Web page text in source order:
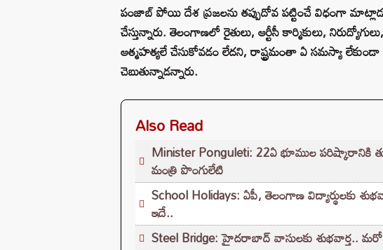
పంజాబ్ పోయి దేశ ప్రజలను తప్పుదోవ పట్టించే విధంగా
చేస్తున్నారు. తెలంగాణలో రైతులు, ఆర్టీసీ కార్మికులు,
ఆత్మహత్యలే చేసుకోవడం లేదని, రాష్ట్రమంతా ఏ సమస్యా లేకుండా
చెబుతున్నాడన్నారు.
Also Read
Minister Ponguleti: 22ఏ భూముల పరిష్కారానికి
మంత్రి పొంగులేటి
School Holidays: ఏపీ, తెలంగాణ విద్యార్థులకు
ఇదే..
Steel Bridge: హైదరాబాద్ వాసులకు శుభవార్త.. మరో